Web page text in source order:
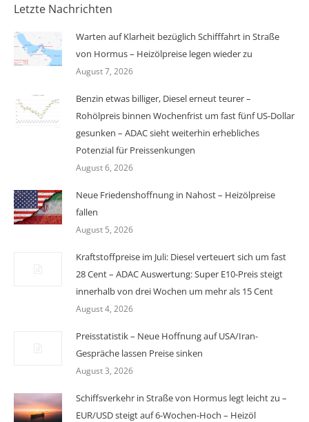
Letzte Nachrichten
Warten auf Klarheit bezüglich Schifffahrt in Straße
von Hormus – Heizölpreise legen wieder zu
August 7, 2026
Benzin etwas billiger, Diesel erneut teurer –
Rohölpreis binnen Wochenfrist um fast fünf US-Dollar
gesunken – ADAC sieht weiterhin erhebliches
Potenzial für Preissenkungen
August 6, 2026
Neue Friedenshoffnung in Nahost – Heizölpreise
fallen
August 5, 2026
Kraftstoffpreise im Juli: Diesel verteuert sich um fast
28 Cent – ADAC Auswertung: Super E10-Preis steigt
innerhalb von drei Wochen um mehr als 15 Cent
August 4, 2026
Preisstatistik – Neue Hoffnung auf USA/Iran-
Gespräche lassen Preise sinken
August 3, 2026
Schiffsverkehr in Straße von Hormus legt leicht zu –
EUR/USD steigt auf 6-Wochen-Hoch – Heizöl